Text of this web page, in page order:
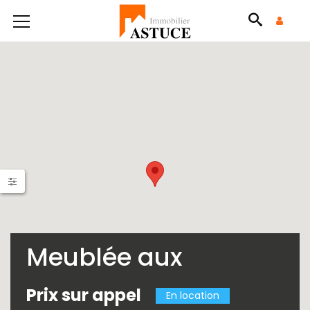
Meublée aux
plateaux
Prix sur appel
En location